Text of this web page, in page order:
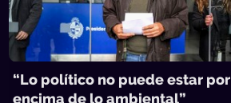
“Lo político no puede estar por
encima de lo ambiental”